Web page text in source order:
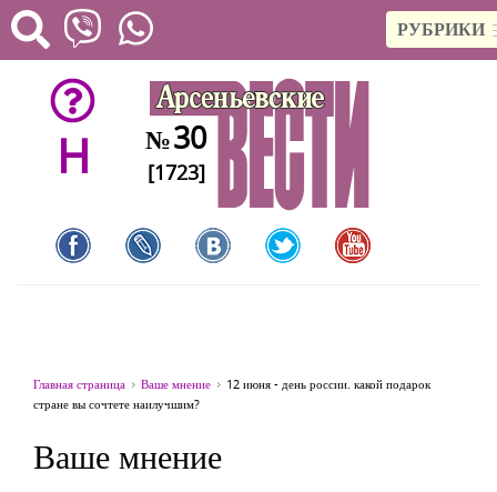
РУБРИКИ
H №30
[1723]
Главная страница Ваше мнение
12 июня - день россии. какой подарок
стране вы сочтете наилучшим?
Ваше мнение